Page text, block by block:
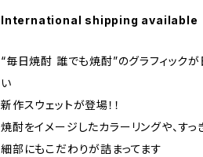
International shipping available
“毎日焼酎 誰でも焼酎”のグラフィック
い
新作スウェットが登場！！
焼酎をイメージしたカラーリングや、すっ
細部にもこだわりが詰まってます